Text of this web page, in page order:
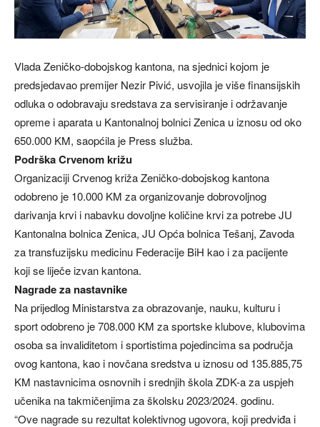
Vlada Zeničko-dobojskog kantona, na sjednici kojom je
predsjedavao premijer Nezir Pivić, usvojila je više finansijskih
odluka o odobravaju sredstava za servisiranje i održavanje
opreme i aparata u Kantonalnoj bolnici Zenica u iznosu od oko
650.000 KM, saopćila je Press služba.
Podrška Crvenom križu
Organizaciji Crvenog križa Zeničko-dobojskog kantona
odobreno je 10.000 KM za organizovanje dobrovoljnog
darivanja krvi i nabavku dovoljne količine krvi za potrebe JU
Kantonalna bolnica Zenica, JU Opća bolnica Tešanj, Zavoda
za transfuzijsku medicinu Federacije BiH kao i za pacijente
koji se liječe izvan kantona.
Nagrade za nastavnike
Na prijedlog Ministarstva za obrazovanje, nauku, kulturu i
sport odobreno je 708.000 KM za sportske klubove, klubovima
osoba sa invaliditetom i sportistima pojedincima sa područja
ovog kantona, kao i novčana sredstva u iznosu od 135.885,75
KM nastavnicima osnovnih i srednjih škola ZDK-a za uspjeh
učenika na takmičenjima za školsku 2023/2024. godinu.
“Ove nagrade su rezultat kolektivnog ugovora, koji predviđa i